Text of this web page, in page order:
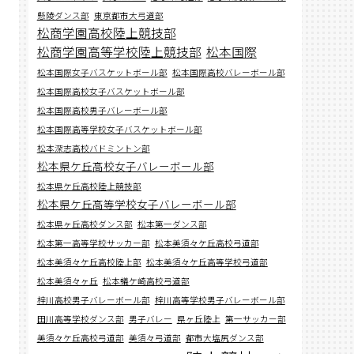
懸陵ダンス部 東京都市大弓道部
松商学園高校陸上競技部
松商学園高等学校陸上競技部 松本国際
松本国際女子バスケットボール部 松本国際高校バレーボール部
松本国際高校女子バスケットボール部
松本国際高校男子バレーボール部
松本国際高等学校女子バスケットボール部
松本深志高校バドミントン部
松本県ケ丘高校女子バレーボール部
松本県ケ丘高校陸上競技部
松本県ケ丘高等学校女子バレーボール部
松本県ヶ丘高校ダンス部 松本第一ダンス部
松本第一高等学校サッカー部 松本美須々ケ丘高校弓道部
松本美須々ケ丘高校陸上部 松本美須々ケ丘高等学校弓道部
松本美須々ヶ丘 松本蟻ケ崎高校弓道部
梓川高校男子バレーボール部 梓川高等学校男子バレーボール部
田川高等学校ダンス部 男子バレー 県ヶ丘陸上 第一サッカー部
美須々ケ丘高校弓道部 美須々弓道部 都市大塩尻ダンス部